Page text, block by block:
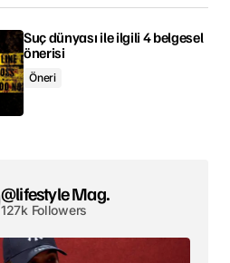
Suç dünyası ile ilgili 4 belgesel
önerisi
Öneri
@lifestyle Mag.
127k Followers